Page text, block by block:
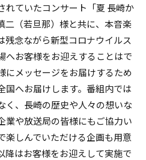
れていたコンサート「夏 長崎か
二（若旦那）様と共に、本音楽
残念ながら新型コロナウイルス
へお客様をお迎えすることはで
にメッセージをお届けするため
国へお届けします。番組内では
く、長崎の歴史や人々の想いな
業や放送局の皆様にもご協力い
楽しんでいただける企画も用意
降はお客様をお迎えして実施で